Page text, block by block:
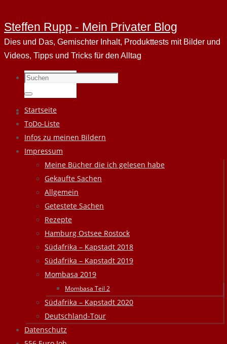
Steffen Rupp - Mein Privater Blog
Dies und Das, Gemischter Inhalt, Produkttests mit Bilder und
Videos, Tipps und Tricks für den Alltag
Suchen
nach:
Suchen
Zum
Inhalt
springen
Startseite
ToDo-Liste
Infos zu meinen Bildern
Impressum
Meine Bücher die ich gelesen habe
Gekaufte Sachen
Allgemein
Getestete Sachen
Rezepte
Hamburg Ostsee Rostock
Südafrika – Kapstadt 2018
Südafrika – Kapstadt 2019
Mombasa 2019
Mombasa Teil 2
Südafrika – Kapstadt 2020
Deutschland-Tour
Datenschutz